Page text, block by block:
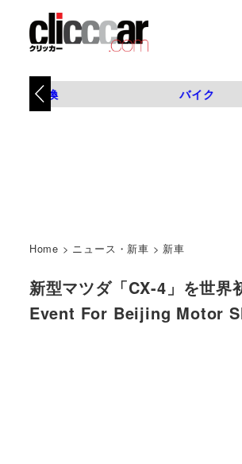
タイヤ交換 バイク
Home > ニュース・新車 > 新車
新型マツダ「CX-4」を世
Event For Beijing Motor